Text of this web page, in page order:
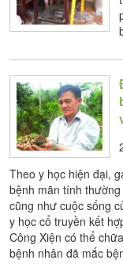
Theo y học hiện đại,
bệnh mãn tính
cũng như cuộc sống
y học cổ truyền kết
Công Xiện có thể
bệnh nhân đã mắc